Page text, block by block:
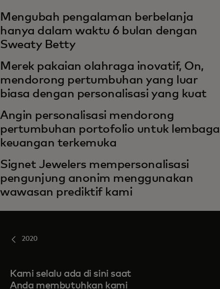
Mengubah pengalaman berbelanja
hanya dalam waktu 6 bulan dengan
Sweaty Betty
Merek pakaian olahraga inovatif, On,
mendorong pertumbuhan yang luar
biasa dengan personalisasi yang kuat
Angin personalisasi mendorong
pertumbuhan portofolio untuk lembaga
keuangan terkemuka
Signet Jewelers mempersonalisasi
pengunjung anonim menggunakan
wawasan prediktif kami
2020
Kami selalu ada di sini saat
Anda membutuhkan kami